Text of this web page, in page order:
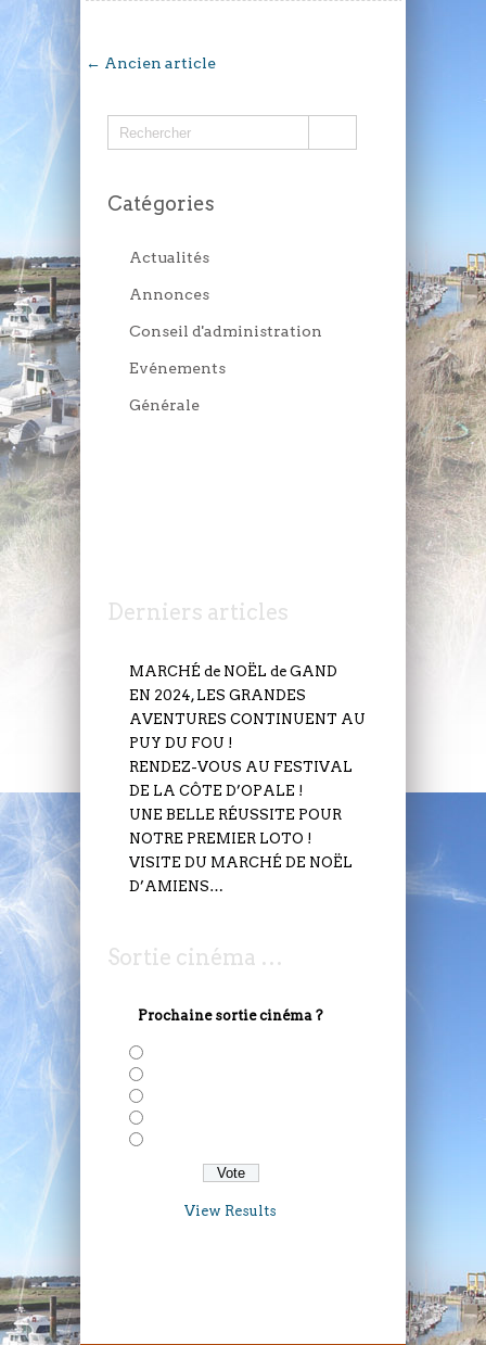
← Ancien article
Catégories
Actualités
Annonces
Conseil d'administration
Evénements
Générale
Derniers articles
MARCHÉ de NOËL de GAND
EN 2024, LES GRANDES
AVENTURES CONTINUENT AU
PUY DU FOU !
RENDEZ-VOUS AU FESTIVAL
DE LA CÔTE D’OPALE !
UNE BELLE RÉUSSITE POUR
NOTRE PREMIER LOTO !
VISITE DU MARCHÉ DE NOËL
D’AMIENS…
Sortie cinéma …
Prochaine sortie cinéma ?
View Results